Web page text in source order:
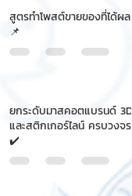
สูตรทำโพสต์ขายของที่ได้ผล
📌
ยกระดับมาสคอตแบรนด์ 3D
และสติกเกอร์ไลน์ ครบวงจร
✔️